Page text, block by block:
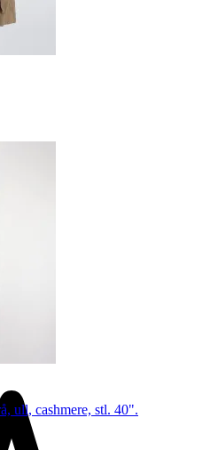
ull, cashmere, stl. 40".